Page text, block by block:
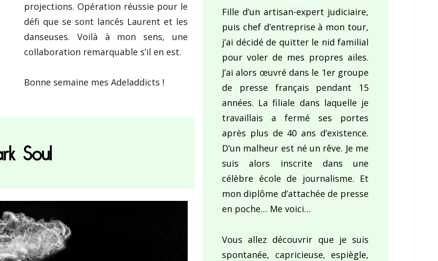
projections. Opération réussie pour le
défi que se sont lancés Laurent et les
danseuses. Voilà à mon sens, une
collaboration remarquable s’il en est.
Bonne semaine mes Adeladdicts !
Soul
Fille d’un artisan-expert judiciaire,
puis chef d’entreprise à mon tour,
j’ai décidé de quitter le nid familial
pour voler de mes propres ailes.
J’ai alors œuvré dans le 1er groupe
de presse français pendant 15
années. La filiale dans laquelle je
travaillais a fermé ses portes
après plus de 40 ans d’existence.
D’un malheur est né un rêve. Je me
suis alors inscrite dans une
célèbre école de journalisme. Et
mon diplôme d’attachée de presse
en poche… Me voici…
Vous allez découvrir que je suis
spontanée, capricieuse, espiègle,